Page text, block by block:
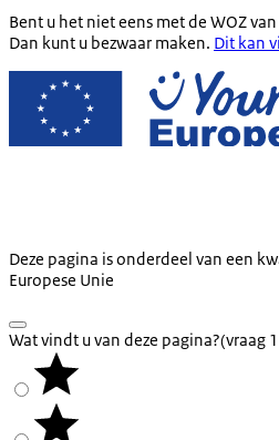
Bent u het niet eens met de WOZ
Dan kunt u bezwaar maken. Dit kan
Deze pagina is onderdeel van een
Europese Unie
Wat vindt u van deze pagina?(vraag